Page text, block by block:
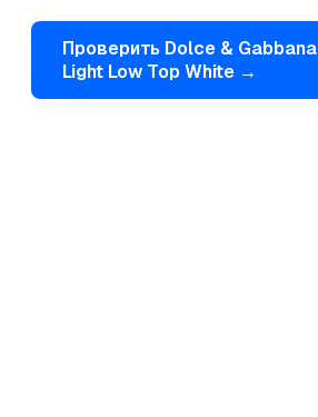
Проверить Dolce & Gabbana
Light Low Top White →